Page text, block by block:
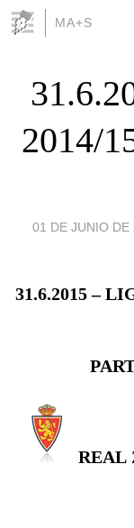
MA+S
2014/
01 DE JUNIO
31.6.2015 –
REAL